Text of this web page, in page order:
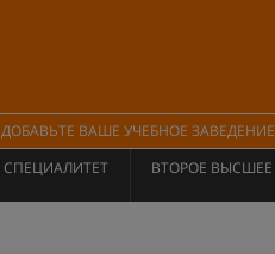
ДОБАВЬТЕ ВАШЕ УЧЕБНОЕ ЗАВЕДЕНИЕ
СПЕЦИАЛИТЕТ ВТОРОЕ ВЫСШЕЕ